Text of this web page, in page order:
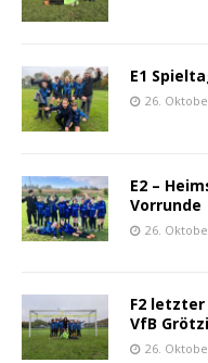
E1
26.
E2 –
Vorrunde
26.
F2
VfB
26.